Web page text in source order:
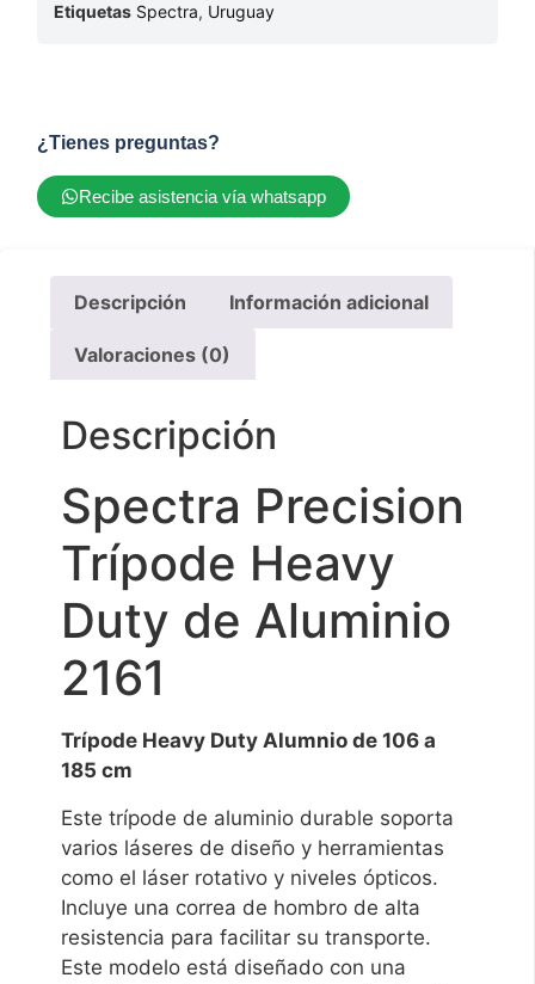
Etiquetas Spectra, Uruguay
¿Tienes preguntas?
Recibe asistencia vía whatsapp
Descripción Información adicional
Valoraciones (0)
Descripción
Spectra Precision
Trípode Heavy
Duty de Aluminio
2161
Trípode Heavy Duty Alumnio de 106 a
185 cm
Este trípode de aluminio durable soporta
varios láseres de diseño y herramientas
como el láser rotativo y niveles ópticos.
Incluye una correa de hombro de alta
resistencia para facilitar su transporte.
Este modelo está diseñado con una